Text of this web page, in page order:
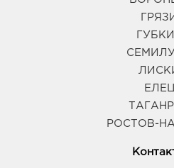
10:00 -
392013, Тамбовская
График работы: 9:00 -
Тамбов Европа-33:
ЕЛЕЦ
РОСТОВ-